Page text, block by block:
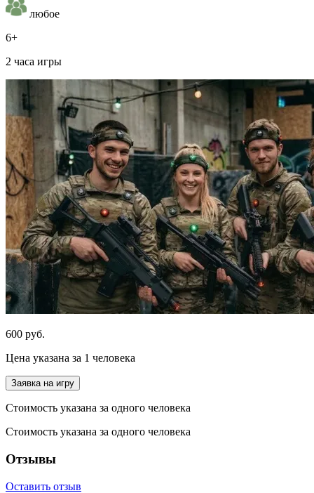
любое
6+
2 часа игры
600 руб.
Цена указана за 1 человека
Заявка на игру
Стоимость указана за одного человека
Стоимость указана за одного человека
Отзывы
Оставить отзыв